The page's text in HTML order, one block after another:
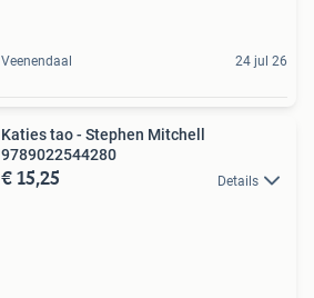
Veenendaal 24 jul 26
Katies tao - Stephen Mitchell
9789022544280
€ 15,25 Details